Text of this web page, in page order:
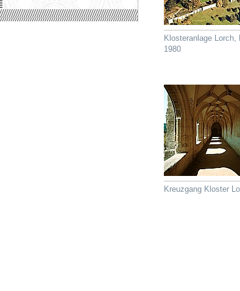
Klosteranlage Lorch,
1980
Kreuzgang Kloster